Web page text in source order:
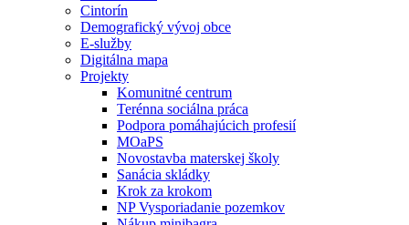
Cintorín
Demografický vývoj obce
E-služby
Digitálna mapa
Projekty
Komunitné centrum
Terénna sociálna práca
Podpora pomáhajúcich profesií
MOaPS
Novostavba materskej školy
Sanácia skládky
Krok za krokom
NP Vysporiadanie pozemkov